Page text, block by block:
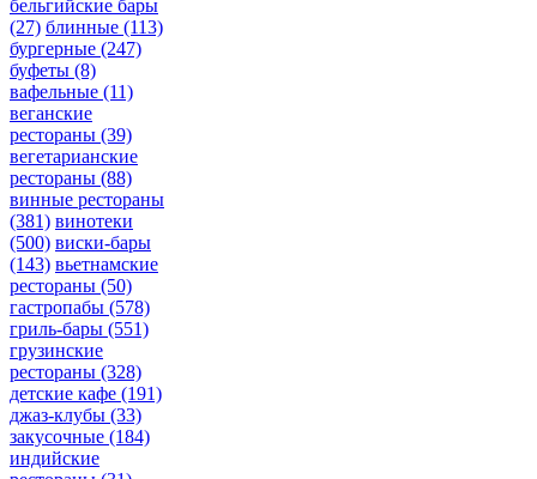
бельгийские бары
(27) блинные (113)
бургерные (247)
буфеты (8)
вафельные (11)
веганские
рестораны (39)
вегетарианские
рестораны (88)
винные рестораны
(381) винотеки
(500) виски-бары
(143) вьетнамские
рестораны (50)
гастропабы (578)
гриль-бары (551)
грузинские
рестораны (328)
детские кафе (191)
джаз-клубы (33)
закусочные (184)
индийские